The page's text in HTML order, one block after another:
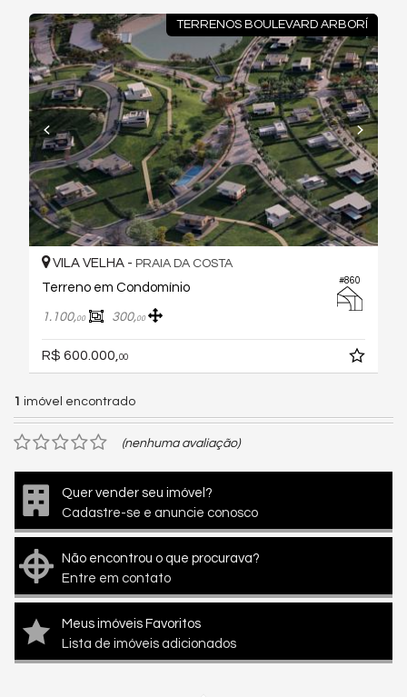
TERRENOS BOULEVARD ARBORÍ
#860
VILA VELHA - PRAIA DA COSTA
Terreno em Condomínio
1.100,00 300,00
R$ 600.000, 00
1 imóvel encontrado
(nenhuma avaliação)
Quer vender seu imóvel?
Cadastre-se e anuncie conosco
Não encontrou o que procurava?
Entre em contato
Meus imóveis Favoritos
Lista de imóveis adicionados